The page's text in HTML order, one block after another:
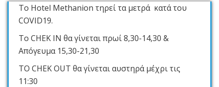
Το Hotel Methanion τηρεί τα μετρά κατά του
COVID19.
Το CHEK IN θα γίνεται πρωί 8,30-14,30 &
Απόγευμα 15,30-21,30
ΤΟ CHEK OUT θα γίνεται αυστηρά μέχρι τις
11:30